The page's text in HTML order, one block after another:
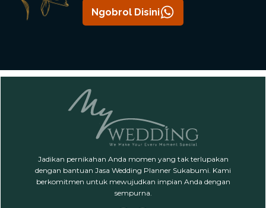
Ngobrol Disini
Jadikan pernikahan Anda momen yang tak terlupakan
dengan bantuan Jasa Wedding Planner Sukabumi. Kami
berkomitmen untuk mewujudkan impian Anda dengan
sempurna.